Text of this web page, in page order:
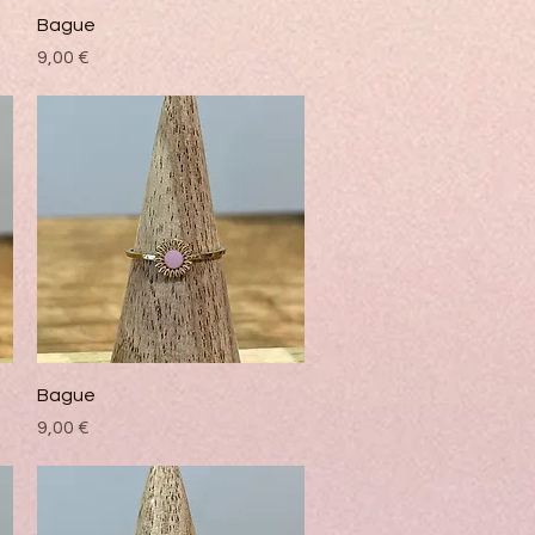
Bague
Precio
9,00 €
Bague
Precio
9,00 €